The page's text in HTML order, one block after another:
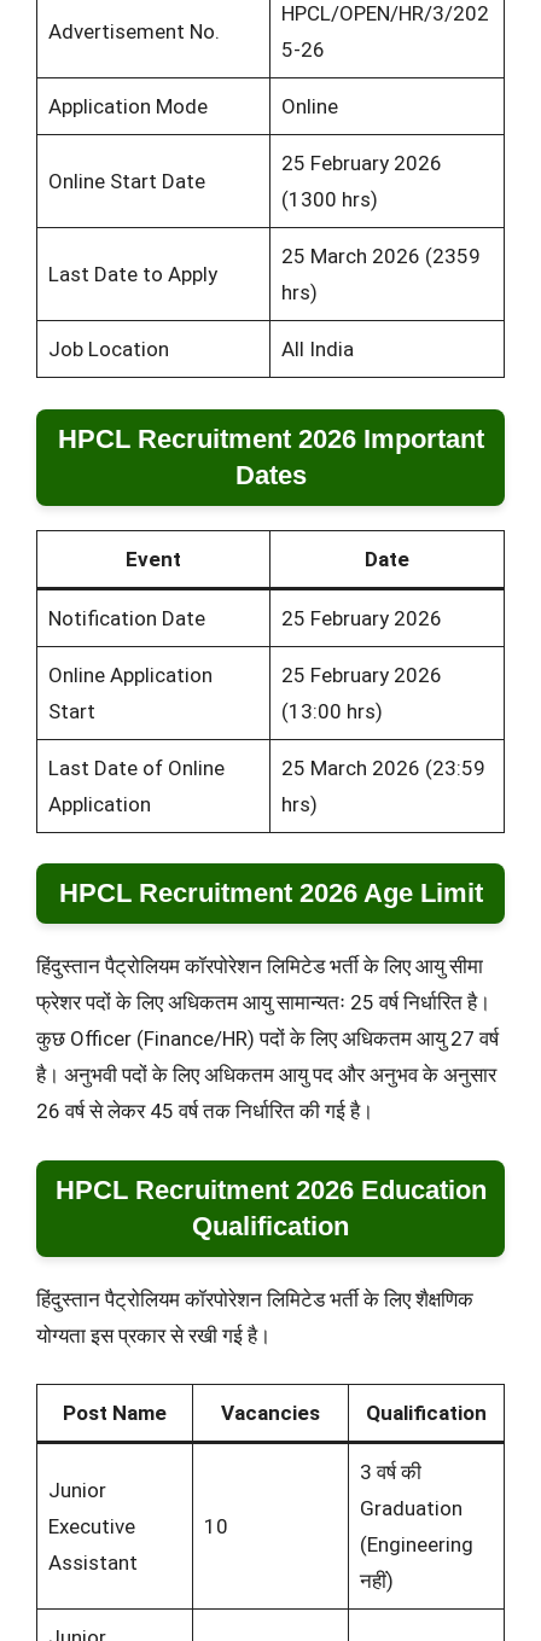
Advertisement No.
HPCL/OPEN/HR/3/202
5-26
Application Mode Online
Online Start Date
25 February 2026
(1300 hrs)
Last Date to Apply
25 March 2026 (2359
hrs)
Job Location All India
HPCL Recruitment 2026 Important
Dates
Event Date
Notification Date 25 February 2026
Online Application
Start
25 February 2026
(13:00 hrs)
Last Date of Online
Application
25 March 2026 (23:59
hrs)
HPCL Recruitment 2026 Age Limit
हिंदुस्तान पैट्रोलियम कॉरपोरेशन लिमिटेड भर्ती के लिए आयु सीमा
फ्रेशर पदों के लिए अधिकतम आयु सामान्यतः 25 वर्ष निर्धारित है।
कुछ Officer (Finance/HR) पदों के लिए अधिकतम आयु 27 वर्ष
है। अनुभवी पदों के लिए अधिकतम आयु पद और अनुभव के अनुसार
26 वर्ष से लेकर 45 वर्ष तक निर्धारित की गई है।
HPCL Recruitment 2026 Education
Qualification
हिंदुस्तान पैट्रोलियम कॉरपोरेशन लिमिटेड भर्ती के लिए शैक्षणिक
योग्यता इस प्रकार से रखी गई है।
Post Name Vacancies Qualification
Junior
Executive
Assistant
10
3 वर्ष की
Graduation
(Engineering
नहीं)